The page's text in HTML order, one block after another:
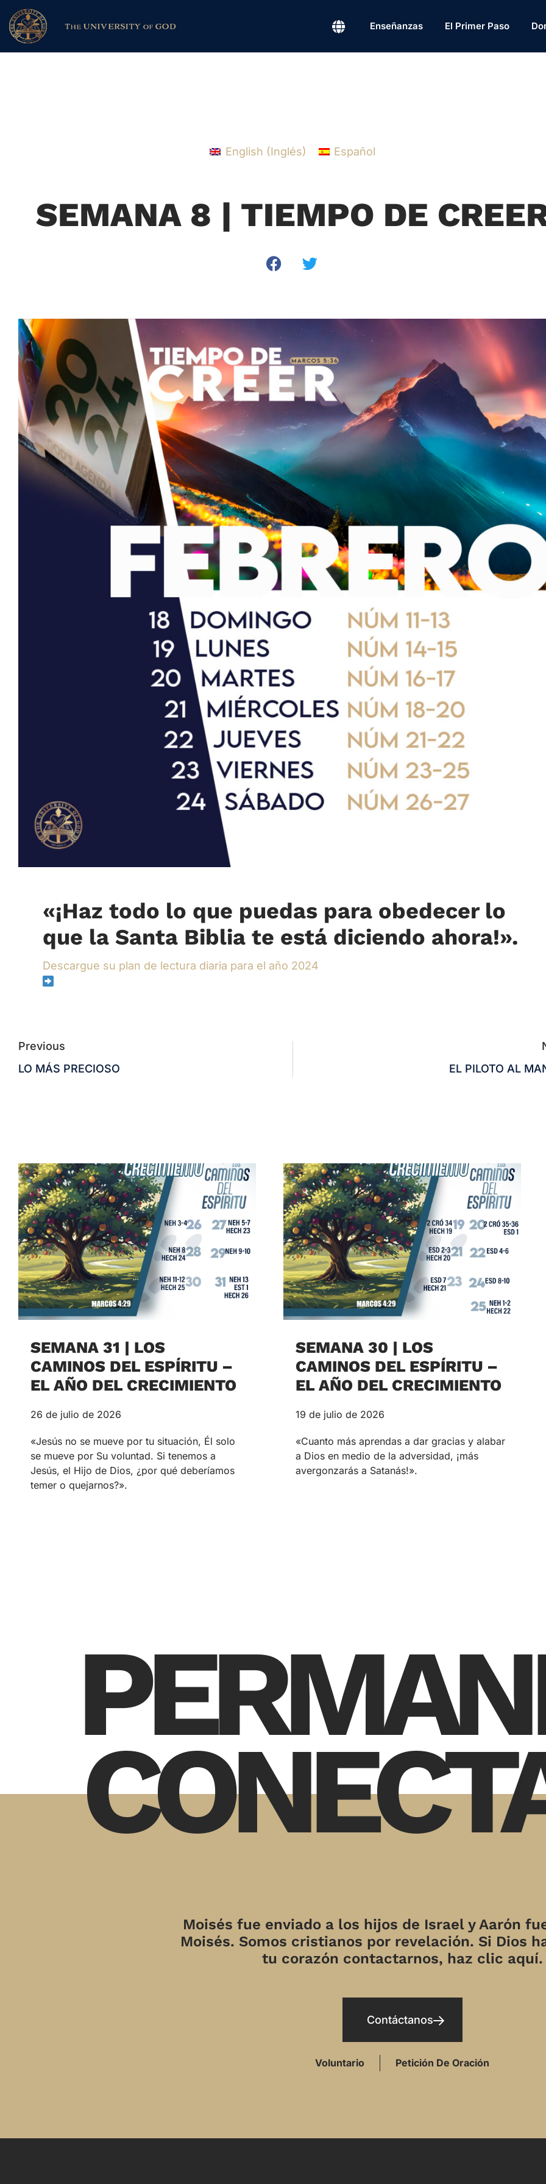
Enseñanzas El Primer Paso
English (Inglés) Español
SEMANA 8 | TIEMPO DE
«¡Haz todo lo que puedas para obedecer lo
que la Santa Biblia te está diciendo ahora!».
Descargue su plan de lectura diaria para el año 2024
Previous
LO MÁS PRECIOSO
EL PILOTO AL
SEMANA 31 | LOS
CAMINOS DEL ESPÍRITU –
EL AÑO DEL CRECIMIENTO
26 de julio de 2026
«Jesús no se mueve por tu situación, Él solo
se mueve por Su voluntad. Si tenemos a
Jesús, el Hijo de Dios, ¿por qué deberíamos
temer o quejarnos?».
SEMANA 30 | LOS
CAMINOS DEL ESPÍRITU –
EL AÑO DEL CRECIMIENTO
19 de julio de 2026
«Cuanto más aprendas a dar gracias y alabar
a Dios en medio de la adversidad, ¡más
avergonzarás a Satanás!».
Moisés fue enviado a los hijos de Israel y Aarón
Moisés. Somos cristianos por revelación. Si Dios
tu corazón contactarnos, haz clic aquí.
Contáctanos
Voluntario Petición De Oración